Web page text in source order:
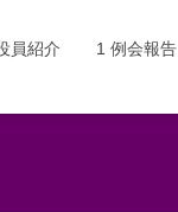
員紹介 1 例会報告